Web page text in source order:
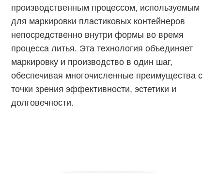
производственным процессом, используемым
для маркировки пластиковых контейнеров
непосредственно внутри формы во время
процесса литья. Эта технология объединяет
маркировку и производство в один шаг,
обеспечивая многочисленные преимущества с
точки зрения эффективности, эстетики и
долговечности.